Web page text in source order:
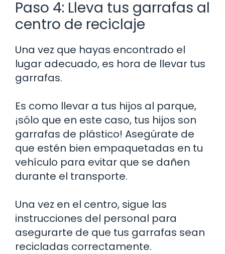
Paso 4: Lleva tus garrafas al
centro de reciclaje
Una vez que hayas encontrado el
lugar adecuado, es hora de llevar tus
garrafas.
Es como llevar a tus hijos al parque,
¡sólo que en este caso, tus hijos son
garrafas de plástico! Asegúrate de
que estén bien empaquetadas en tu
vehículo para evitar que se dañen
durante el transporte.
Una vez en el centro, sigue las
instrucciones del personal para
asegurarte de que tus garrafas sean
recicladas correctamente.